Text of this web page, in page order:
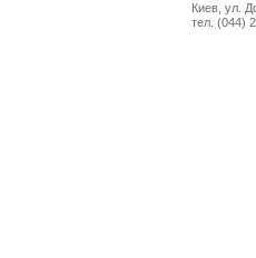
Киев, ул.
тел. (044)